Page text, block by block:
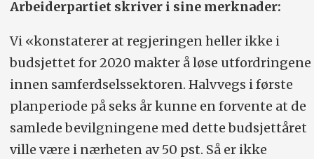
Arbeiderpartiet skriver i sine merknader:
Vi «konstaterer at regjeringen heller ikke i
budsjettet for 2020 makter å løse utfordringene
innen samferdselssektoren. Halvvegs i første
planperiode på seks år kunne en forvente at de
samlede bevilgningene med dette budsjettåret
ville være i nærheten av 50 pst. Så er ikke